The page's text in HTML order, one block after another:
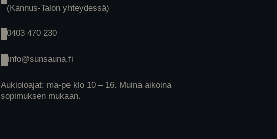
(Kannus-Talon yhteydessä)
0403 470 230
info@sunsauna.fi
Aukioloajat: ma-pe klo 10 – 16. Muina aikoina
sopimuksen mukaan.